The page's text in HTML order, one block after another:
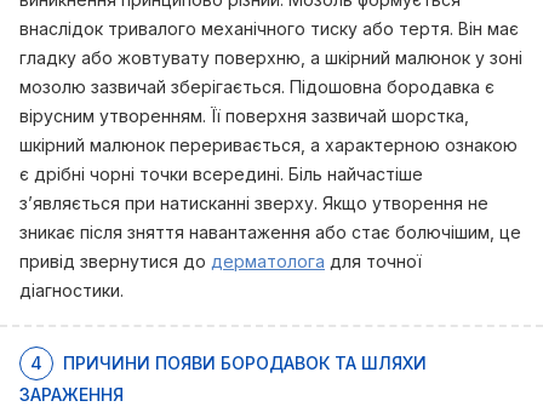
внаслідок тривалого механічного тиску або тертя. Він має
гладку або жовтувату поверхню, а шкірний малюнок у зоні
мозолю зазвичай зберігається. Підошовна бородавка є
вірусним утворенням. Її поверхня зазвичай шорстка,
шкірний малюнок переривається, а характерною ознакою
є дрібні чорні точки всередині. Біль найчастіше
з’являється при натисканні зверху. Якщо утворення не
зникає після зняття навантаження або стає болючішим, це
привід звернутися до дерматолога для точної
діагностики.
4
ПРИЧИНИ ПОЯВИ БОРОДАВОК ТА ШЛЯХИ
ЗАРАЖЕННЯ